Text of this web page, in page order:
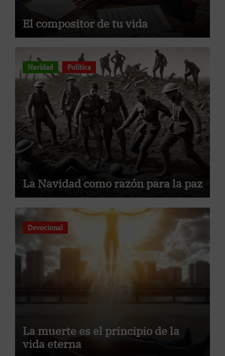
El compositor de tu vida
Navidad Política
La Navidad como razón para la paz
Devocional
La muerte es el principio de la
vida eterna